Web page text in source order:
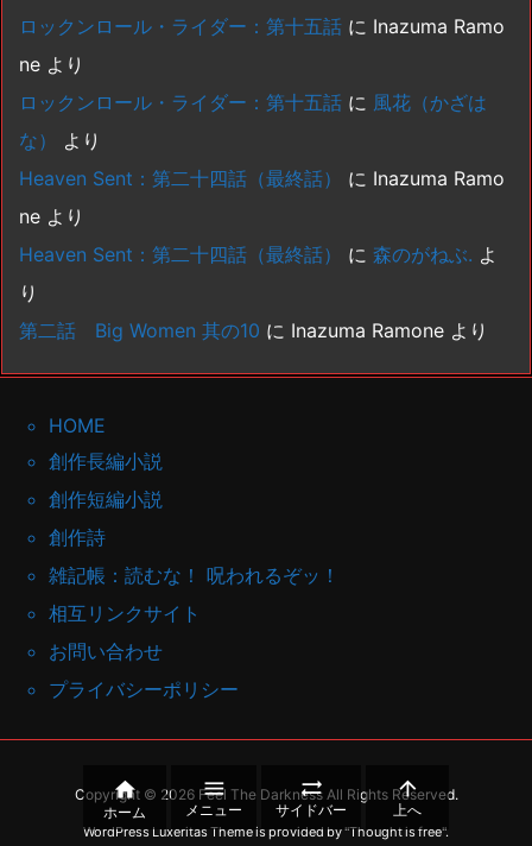
ロックンロール・ライダー：第十五話 に Inazuma Ramo
ne より
ロックンロール・ライダー：第十五話 に 風花（かざは
な）
より
Heaven Sent：第二十四話（最終話）
に Inazuma Ramo
ne より
Heaven Sent：第二十四話（最終話）
に 森のがねぶ. よ
り
第二話 Big Women 其の10 に Inazuma Ramone より
HOME
創作長編小説
創作短編小説
創作詩
雑記帳：読むな！ 呪われるぞッ！
相互リンクサイト
お問い合わせ
プライバシーポリシー
Copyright © 2026 Feel The DarknessAll Rights Reserved.
WordPress Luxeritas Theme is provided by "Thought is free".

ホーム

メニュー

サイドバー

上へ